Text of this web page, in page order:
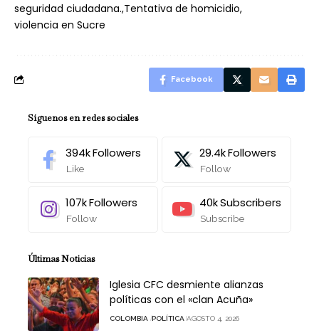
seguridad ciudadana. Tentativa de homicidio
violencia en Sucre
Facebook
Síguenos en redes sociales
394kFollowers
Like
29.4kFollowers
Follow
107kFollowers
Follow
40kSubscribers
Subscribe
Últimas Noticias
Iglesia CFC desmiente alianzas
políticas con el «clan Acuña»
COLOMBIA POLÍTICA AGOSTO 4, 2026